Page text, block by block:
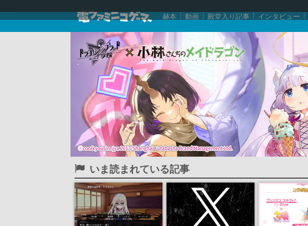
赫本 動画 殿堂入り記事 インタビュー
いま読まれている記事